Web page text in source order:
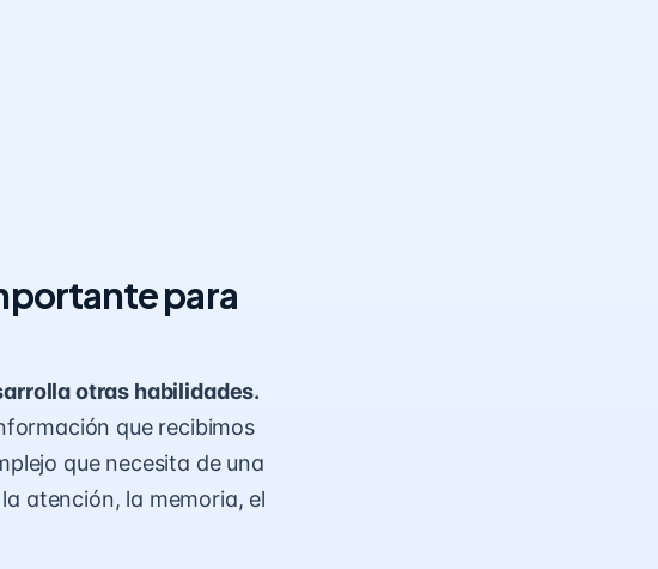
para
otras habilidades.
que recibimos
que necesita de una
atención, la memoria, el